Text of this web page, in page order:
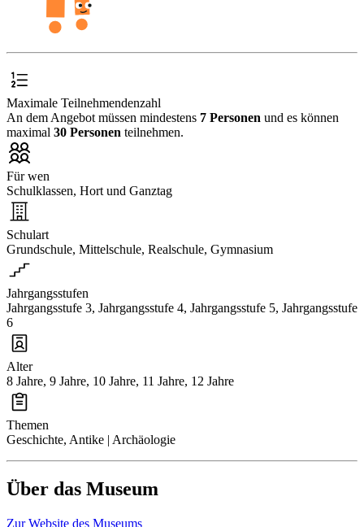
Maximale Teilnehmendenzahl
An dem Angebot müssen mindestens 7 Personen und es können
maximal 30 Personen teilnehmen.
Für wen
Schulklassen, Hort und Ganztag
Schulart
Grundschule, Mittelschule, Realschule, Gymnasium
Jahrgangsstufen
Jahrgangsstufe 3, Jahrgangsstufe 4, Jahrgangsstufe 5, Jahrgangsstufe
6
Alter
8 Jahre, 9 Jahre, 10 Jahre, 11 Jahre, 12 Jahre
Themen
Geschichte, Antike | Archäologie
Über das Museum
Zur Website des Museums